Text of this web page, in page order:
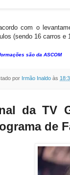
com o
(sendo 16 carros e
são da ASCOM
por Irmão Inaldo às
da TV
de